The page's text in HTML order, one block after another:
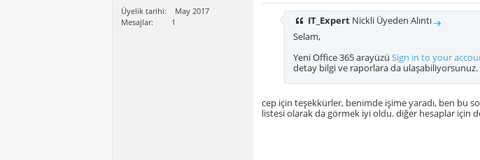
Üyelik tarihi
May 2017
Mesajlar
1 IT_Expert Nickli Üyeden Alıntı
Selam,
Yeni Office 365 arayüzü Sign in to your
detay bilgi ve raporlara da ulaşabiliyorsunuz.
cep için teşekkürler, benimde işime yaradı, ben bu
listesi olarak da görmek iyi oldu. diğer hesaplar için